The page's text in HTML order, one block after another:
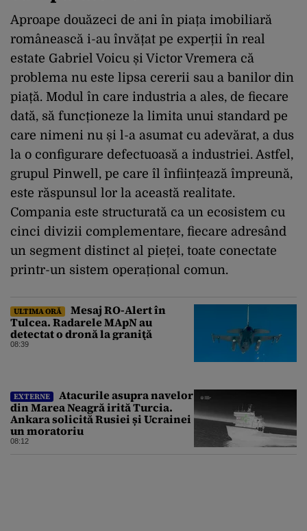
Aproape douăzeci de ani în piața imobiliară
românească i-au învățat pe experții în real
estate Gabriel Voicu și Victor Vremera că
problema nu este lipsa cererii sau a banilor din
piață. Modul în care industria a ales, de fiecare
dată, să funcționeze la limita unui standard pe
care nimeni nu și l-a asumat cu adevărat, a dus
la o configurare defectuoasă a industriei. Astfel,
grupul Pinwell, pe care îl înființează împreună,
este răspunsul lor la această realitate.
Compania este structurată ca un ecosistem cu
cinci divizii complementare, fiecare adresând
un segment distinct al pieței, toate conectate
printr-un sistem operațional comun.
ULTIMA ORĂ
Mesaj RO-Alert în
Tulcea. Radarele MApN au
detectat o dronă la graniţă
08:39
EXTERNE
Atacurile asupra navelor
din Marea Neagră irită Turcia.
Ankara solicită Rusiei și Ucrainei
un moratoriu
08:12